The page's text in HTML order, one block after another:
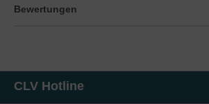
Bewertungen
CLV Hotline